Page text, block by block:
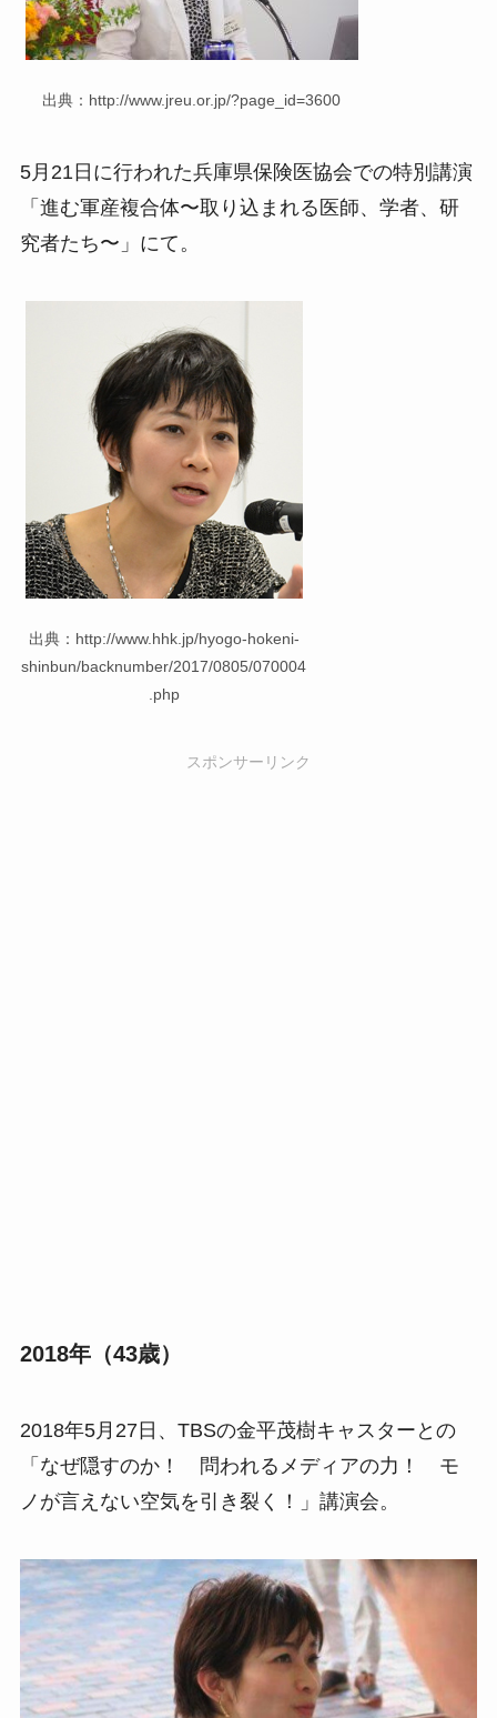
出典：http://www.jreu.or.jp/?page_id=3600
5月21日に行われた兵庫県保険医協会での特別講演
「進む軍産複合体〜取り込まれる医師、学者、研
究者たち〜」にて。
出典：http://www.hhk.jp/hyogo-hokeni-
shinbun/backnumber/2017/0805/070004
.php
スポンサーリンク
2018年（43歳）
2018年5月27日、TBSの金平茂樹キャスターとの
「なぜ隠すのか！ 問われるメディアの力！ モ
ノが言えない空気を引き裂く！」講演会。